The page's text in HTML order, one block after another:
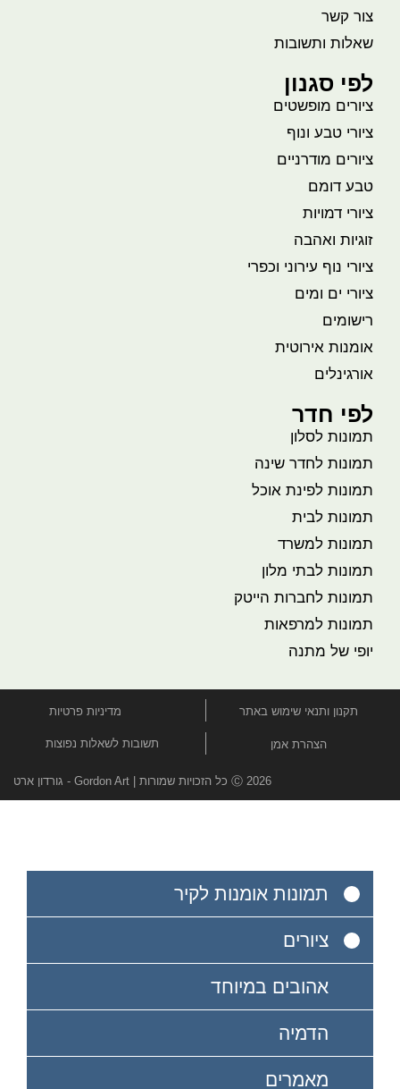
צור קשר
שאלות ותשובות
לפי סגנון
ציורים מופשטים
ציורי טבע ונוף
ציורים מודרניים
טבע דומם
ציורי דמויות
זוגיות ואהבה
ציורי נוף עירוני וכפרי
ציורי ים ומים
רישומים
אומנות אירוטית
אורגינלים
לפי חדר
תמונות לסלון
תמונות לחדר שינה
תמונות לפינת אוכל
תמונות לבית
תמונות למשרד
תמונות לבתי מלון
תמונות לחברות הייטק
תמונות למרפאות
יופי של מתנה
תקנון ותנאי שימוש באתר מדיניות פרטיות
הצהרת אמן תשובות לשאלות נפוצות
Ⓒ 2026 כל הזכויות שמורות | Gordon Art - גורדון ארט
תמונות אומנות לקיר
ציורים
אהובים במיוחד
הדמיה
מאמרים